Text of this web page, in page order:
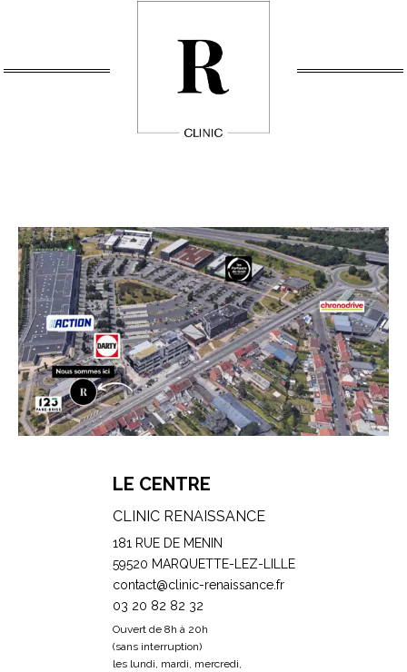
LE CENTRE
CLINIC RENAISSANCE
181 RUE DE MENIN
59520 MARQUETTE-LEZ-LILLE
contact@clinic-renaissance.fr
03 20 82 82 32
Ouvert de 8h à 20h
(sans interruption)
les lundi, mardi, mercredi,